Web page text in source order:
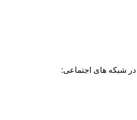
شبکه های اجتماعی: